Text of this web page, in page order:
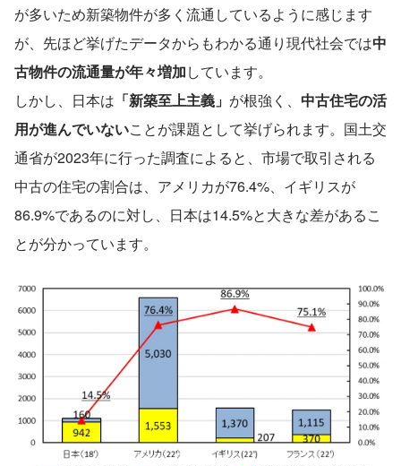
が多いため新築物件が多く流通しているように感じます
が、先ほど挙げたデータからもわかる通り現代社会では中
古物件の流通量が年々増加しています。
しかし、日本は 「新築至上主義」 が根強く、 中古住宅の活
用が進んでいないことが課題として挙げられます。国土交
通省が2023年に行った調査によると、市場で取引される
中古の住宅の割合は、アメリカが76.4%、イギリスが
86.9%であるのに対し、日本は14.5%と大きな差があるこ
とが分かっています。